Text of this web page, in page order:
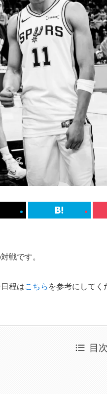
戦です。
程はこちら を参考にしてく
目次